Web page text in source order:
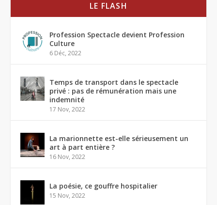
LE FLASH
Profession Spectacle devient Profession
Culture
6 Déc, 2022
Temps de transport dans le spectacle
privé : pas de rémunération mais une
indemnité
17 Nov, 2022
La marionnette est-elle sérieusement un
art à part entière ?
16 Nov, 2022
La poésie, ce gouffre hospitalier
15 Nov, 2022